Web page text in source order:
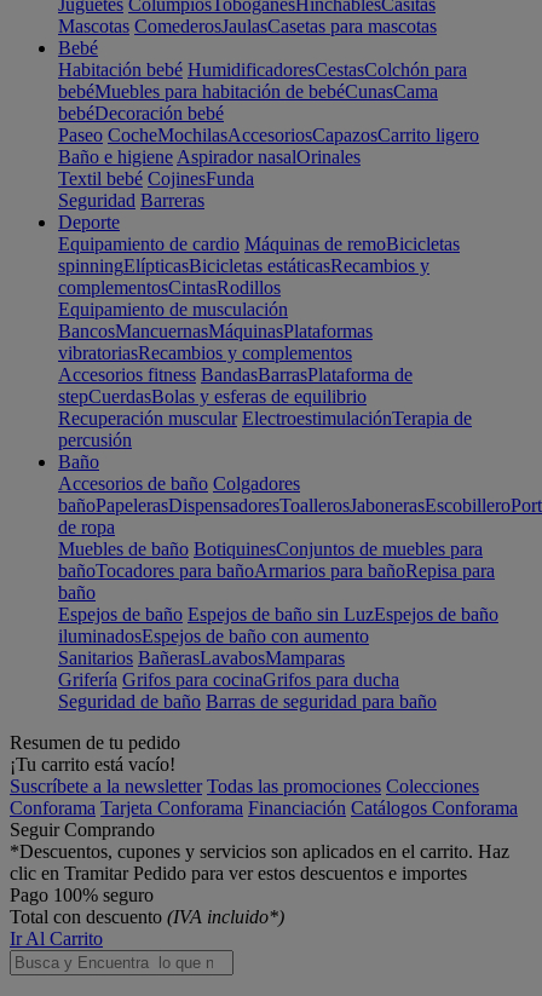
Juguetes ColumpiosToboganesHinchablesCasitas
Mascotas ComederosJaulasCasetas para mascotas
Bebé
Habitación bebé HumidificadoresCestasColchón para
bebéMuebles para habitación de bebéCunasCama
bebéDecoración bebé
Paseo CocheMochilasAccesoriosCapazosCarrito ligero
Baño e higiene Aspirador nasalOrinales
Textil bebé CojinesFunda
Seguridad Barreras
Deporte
Equipamiento de cardio Máquinas de remoBicicletas
spinningElípticasBicicletas estáticasRecambios y
complementosCintasRodillos
Equipamiento de musculación
BancosMancuernasMáquinasPlataformas
vibratoriasRecambios y complementos
Accesorios fitness BandasBarrasPlataforma de
stepCuerdasBolas y esferas de equilibrio
Recuperación muscular ElectroestimulaciónTerapia de
percusión
Baño
Accesorios de baño Colgadores
bañoPapelerasDispensadoresToallerosJabonerasEscobillero
de ropa
Muebles de baño BotiquinesConjuntos de muebles para
bañoTocadores para bañoArmarios para bañoRepisa para
baño
Espejos de baño Espejos de baño sin LuzEspejos de baño
iluminadosEspejos de baño con aumento
Sanitarios BañerasLavabosMamparas
Grifería Grifos para cocinaGrifos para ducha
Seguridad de baño Barras de seguridad para baño
Resumen de tu pedido
¡Tu carrito está vacío!
Suscríbete a la newsletter Todas las promociones Colecciones
Conforama Tarjeta Conforama Financiación Catálogos Conforama
Seguir Comprando
*Descuentos, cupones y servicios son aplicados en el carrito. Haz
clic en Tramitar Pedido para ver estos descuentos e importes
Pago 100% seguro
Total con descuento (IVA incluido*)
Ir Al Carrito